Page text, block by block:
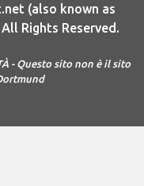
(also known as
Rights Reserved.
- Questo sito non è il sito